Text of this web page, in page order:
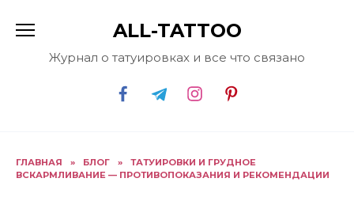
ALL-TATTOO
Журнал о татуировках и все что связано
ГЛАВНАЯ » БЛОГ »
ТАТУИРОВКИ И ГРУДНОЕ
ВСКАРМЛИВАНИЕ — ПРОТИВОПОКАЗАНИЯ И РЕКОМЕНДАЦИИ